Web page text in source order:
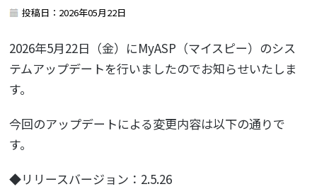
投稿日：2026年05月22日
2026年5月22日（金）にMyASP（マイスピー）のシス
テムアップデートを行いましたのでお知らせいたしま
す。
今回のアップデートによる変更内容は以下の通りで
す。
◆リリースバージョン：2.5.26